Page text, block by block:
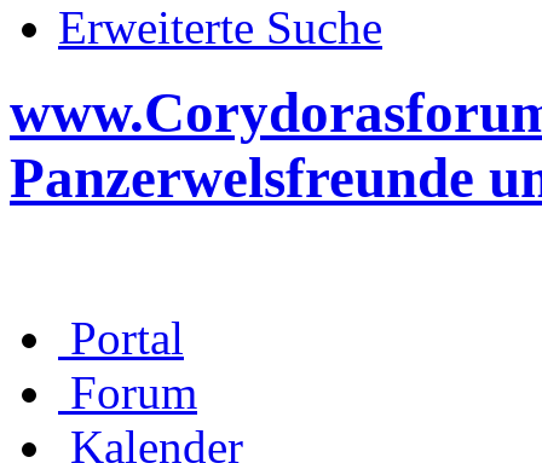
Erweiterte Suche
Panzerwelsfreunde
Portal
Forum
Kalender